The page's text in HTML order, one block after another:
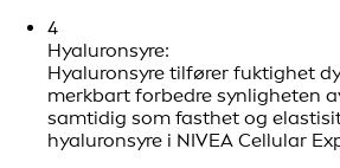
4
Hyaluronsyre:
Hyaluronsyre tilfører fuktighet
merkbart forbedre synligheten
samtidig som fasthet og
hyaluronsyre i NIVEA Cellular